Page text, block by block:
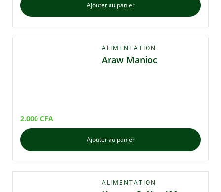
Ajouter au panier
ALIMENTATION
Araw Manioc
2.000 CFA
Ajouter au panier
ALIMENTATION